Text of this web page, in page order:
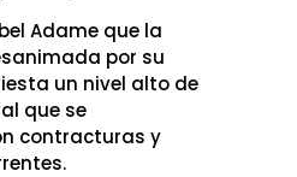
Adame que la
por su
un nivel alto de
que se
contracturas y